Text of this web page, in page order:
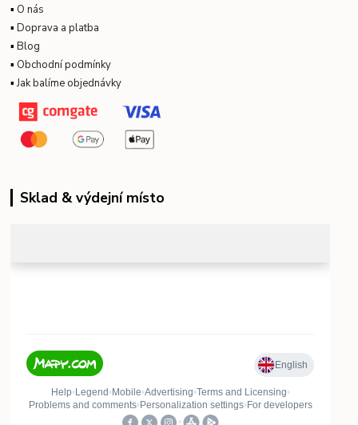
▪ O nás
▪Doprava a platba
▪Blog
▪ Obchodní podmínky
▪Jak balíme objednávky
Sklad & výdejní místo